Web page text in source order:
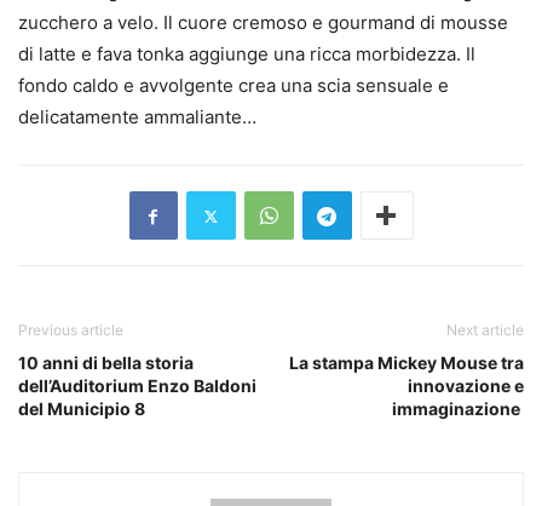
zucchero a velo. Il cuore cremoso e gourmand di mousse
di latte e fava tonka aggiunge una ricca morbidezza. Il
fondo caldo e avvolgente crea una scia sensuale e
delicatamente ammaliante…
Previous article
10 anni di bella storia
dell’Auditorium Enzo Baldoni
del Municipio 8
Next article
La stampa Mickey Mouse tra
innovazione e
immaginazione